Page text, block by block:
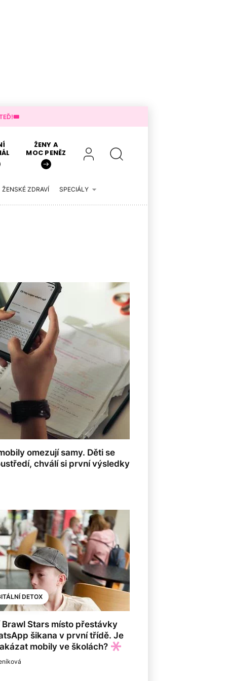
TEĎ!🎟️
ŽENY A
MOC PENĚZ
ŽENSKÉ ZDRAVÍ SPECIÁLY
omezují samy. Děti se
chválí si první výsledky
DETOX
Brawl Stars místo přestávky
šikana v první třídě. Je
mobily ve školách?